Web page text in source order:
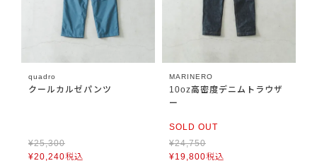
quadro
クールカルゼパンツ
¥25,300
¥20,240税込
MARINERO
10oz高密度デニムトラウザ
ー
SOLD OUT
¥24,750
¥19,800税込